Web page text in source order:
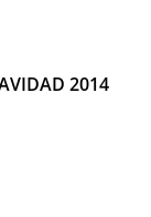
2014